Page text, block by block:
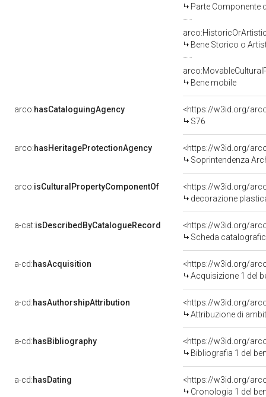
Parte Componente
Bene Storico o
Bene mobile
arco:hasCataloguingAgency
<https://w3id.org/
S76
arco:hasHeritageProtectionAgency
<https://w3id.org/
Soprintendenza
arco:isCulturalPropertyComponentOf
<https://w3id.org/
decorazione
a-cat:isDescribedByCatalogueRecord
<https://w3id.org/
Scheda
a-cd:hasAcquisition
<https://w3id.org/
Acquisizione 1 del
a-cd:hasAuthorshipAttribution
Attribuzione di
a-cd:hasBibliography
<https://w3id.org/
Bibliografia 1 del
a-cd:hasDating
<https://w3id.org/
Cronologia 1 del